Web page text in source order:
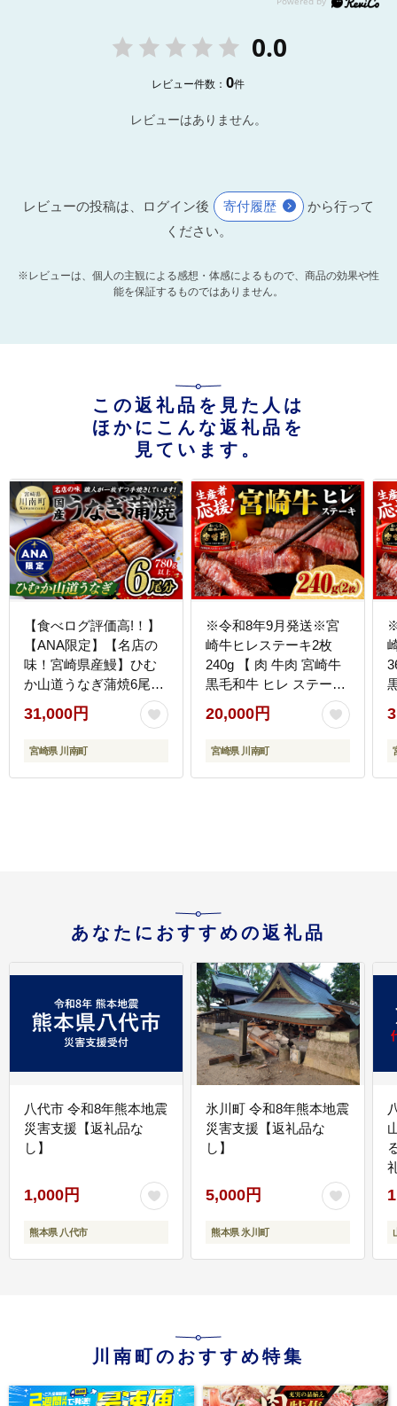
0.0
レビュー件数：0件
レビューはありません。
レビューの投稿は、ログイン後 寄付履歴
から行って
ください。
※レビューは、個人の主観による感想・体感によるもので、商品の効果や性
能を保証するものではありません。
この返礼品を見た人は
ほかにこんな返礼品を
見ています。
【食べログ評価高!！】
【ANA限定】【名店の
味！宮崎県産鰻】ひむ
か山道うなぎ蒲焼6尾分
(780g以上) 【 国産 うな
ぎ ウナギ 鰻 】
[B08413]
31,000円
宮崎県 川南町
※令和8年9月発送※宮
崎牛ヒレステーキ2枚
240g 【 肉 牛肉 宮崎牛
黒毛和牛 ヒレ ステーキ
ミヤチク 】
［C00684r809］
20,000円
宮崎県 川南町
あなたにおすすめの返礼品
八代市 令和8年熊本地震
災害支援【返礼品な
し】
1,000円
熊本県 八代市
氷川町 令和8年熊本地震
災害支援【返礼品な
し】
5,000円
熊本県 氷川町
川南町のおすすめ特集